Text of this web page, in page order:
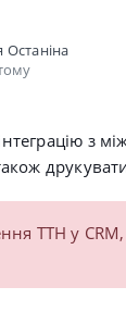
Останіна
ТТН у